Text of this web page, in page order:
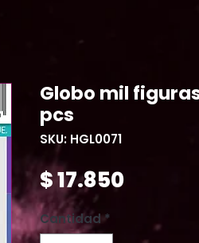
Globo mil
pcs
SKU: HGL0071
$ 17.850Precio
Cantidad*